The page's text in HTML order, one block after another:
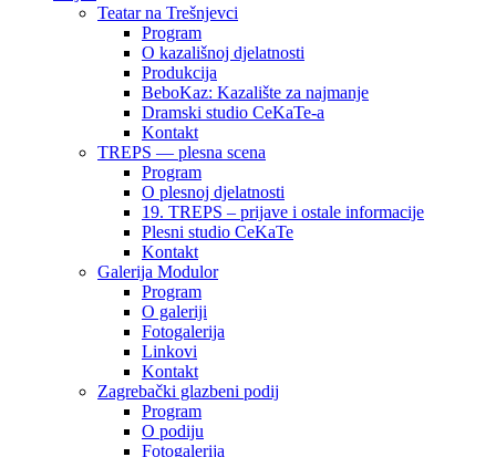
Teatar na Trešnjevci
Program
O kazališnoj djelatnosti
Produkcija
BeboKaz: Kazalište za najmanje
Dramski studio CeKaTe-a
Kontakt
TREPS — plesna scena
Program
O plesnoj djelatnosti
19. TREPS – prijave i ostale informacije
Plesni studio CeKaTe
Kontakt
Galerija Modulor
Program
O galeriji
Fotogalerija
Linkovi
Kontakt
Zagrebački glazbeni podij
Program
O podiju
Fotogalerija